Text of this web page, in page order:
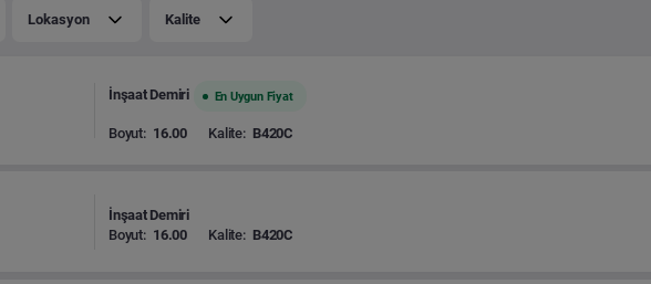
Lokasyon Kalite
İnşaat Demiri En Uygun Fiyat
Boyut: 16.00 Kalite: B420C
İnşaat Demiri
Boyut: 16.00 Kalite: B420C